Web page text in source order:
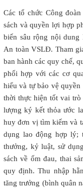
Các tổ chức Công
sách và quyền lợi hợp
biến sâu rộng nội
An toàn VSLĐ. Tham
ban hành các quy chế,
phối hợp với các cơ
hiểu và tự bảo vệ
thời thực hiện tốt vai trò
lượng ký kết thỏa ước
huy đơn vị tìm kiếm và
dụng lao động hợp lý;
thưởng, kỷ luật, sử
sách về ốm đau, thai
quy định. Thu nhập
tăng trưởng (bình quân